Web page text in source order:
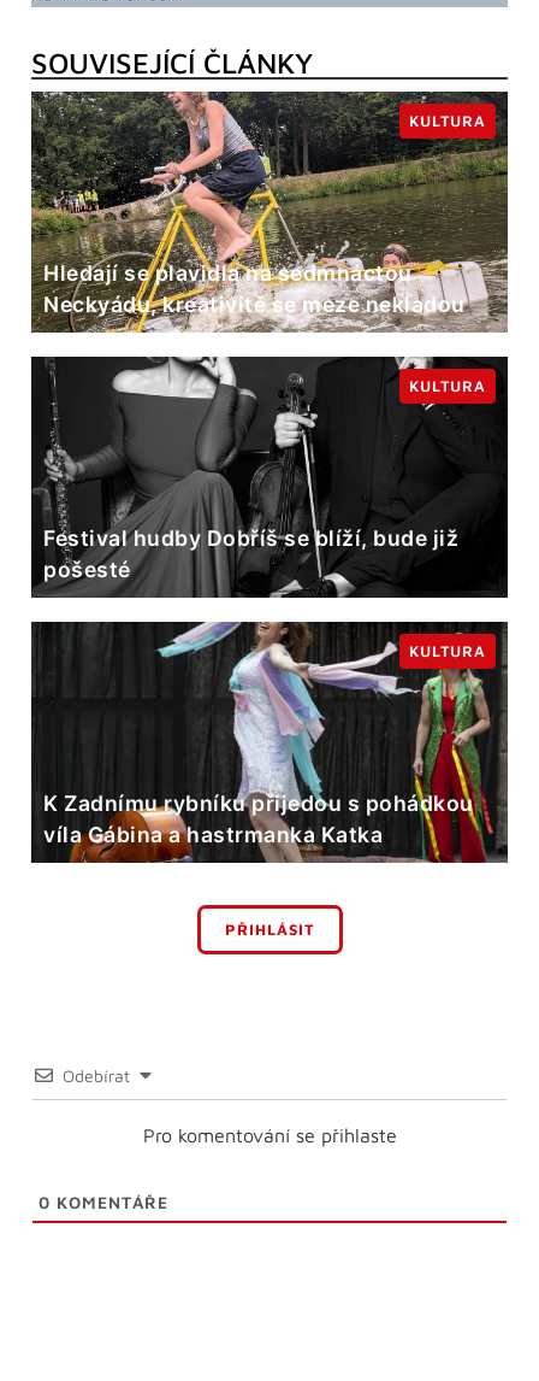
SOUVISEJÍCÍ ČLÁNKY
Hledají se plavidla na sedmnáctou
Neckyádu, kreativitě se meze nekladou
KULTURA
Festival hudby Dobříš se blíží, bude již
pošesté
KULTURA
K Zadnímu rybníku přijedou s pohádkou
víla Gábina a hastrmanka Katka
KULTURA
PŘIHLÁSIT
Odebírat
Pro komentování se přihlaste
0 KOMENTÁŘE